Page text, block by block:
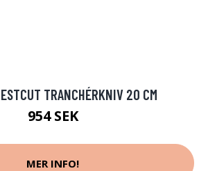
TRANCHÉRKNIV 20 CM
954 SEK
MER INFO!